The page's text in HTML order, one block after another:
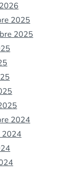
2025
2025
2024
2024